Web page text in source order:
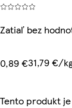
Zatiaľ bez
0,89 €31,79 €/
Tento produkt